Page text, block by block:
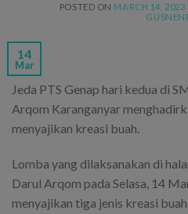
POSTED ON MARCH 14, 2023
14
Mar
Jeda PTS Genap hari kedua di
Arqom Karanganyar
menyajikan kreasi buah.
Lomba yang dilaksanakan di
Darul Arqom pada Selasa, 14
menyajikan tiga jenis kreasi